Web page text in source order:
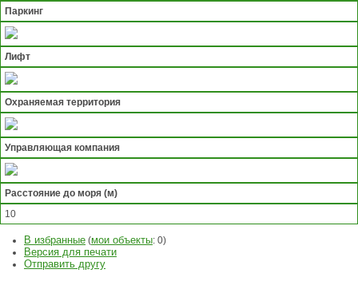
Паркинг
Лифт
Охраняемая территория
Управляющая компания
Расстояние до моря (м)
10
В избранные (мои объекты: 0)
Версия для печати
Отправить другу